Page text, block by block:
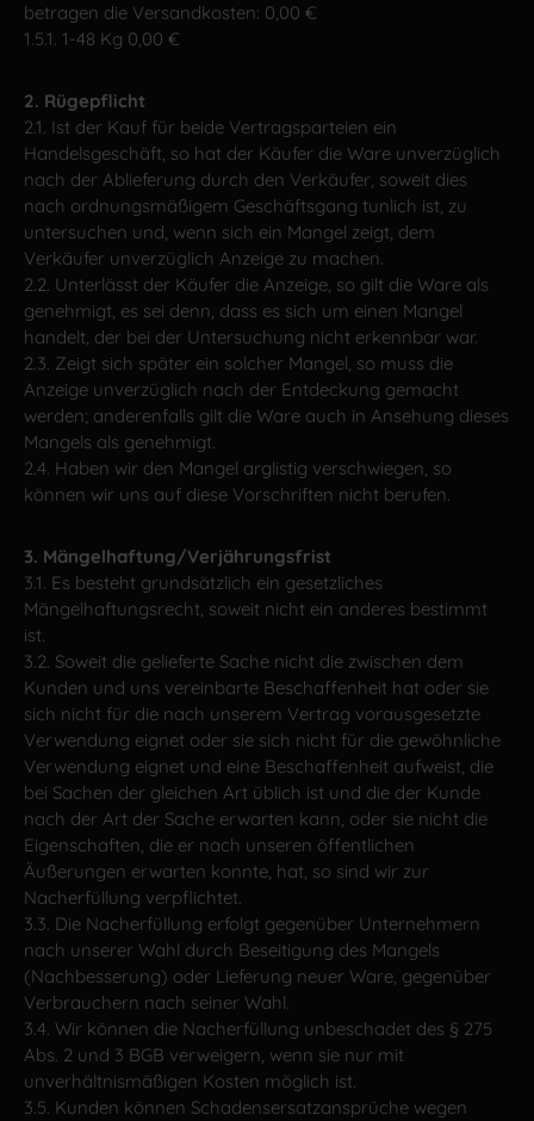
betragen die Versandkosten: 0,00 €
1.5.1. 1-48 Kg 0,00 €
2. Rügepflicht
2.1. Ist der Kauf für beide Vertragsparteien ein
Handelsgeschäft, so hat der Käufer die Ware unverzüglich
nach der Ablieferung durch den Verkäufer, soweit dies
nach ordnungsmäßigem Geschäftsgang tunlich ist, zu
untersuchen und, wenn sich ein Mangel zeigt, dem
Verkäufer unverzüglich Anzeige zu machen.
2.2. Unterlässt der Käufer die Anzeige, so gilt die Ware als
genehmigt, es sei denn, dass es sich um einen Mangel
handelt, der bei der Untersuchung nicht erkennbar war.
2.3. Zeigt sich später ein solcher Mangel, so muss die
Anzeige unverzüglich nach der Entdeckung gemacht
werden; anderenfalls gilt die Ware auch in Ansehung dieses
Mangels als genehmigt.
2.4. Haben wir den Mangel arglistig verschwiegen, so
können wir uns auf diese Vorschriften nicht berufen.
3. Mängelhaftung/Verjährungsfrist
3.1. Es besteht grundsätzlich ein gesetzliches
Mängelhaftungsrecht, soweit nicht ein anderes bestimmt
ist.
3.2. Soweit die gelieferte Sache nicht die zwischen dem
Kunden und uns vereinbarte Beschaffenheit hat oder sie
sich nicht für die nach unserem Vertrag vorausgesetzte
Verwendung eignet oder sie sich nicht für die gewöhnliche
Verwendung eignet und eine Beschaffenheit aufweist, die
bei Sachen der gleichen Art üblich ist und die der Kunde
nach der Art der Sache erwarten kann, oder sie nicht die
Eigenschaften, die er nach unseren öffentlichen
Äußerungen erwarten konnte, hat, so sind wir zur
Nacherfüllung verpflichtet.
3.3. Die Nacherfüllung erfolgt gegenüber Unternehmern
nach unserer Wahl durch Beseitigung des Mangels
(Nachbesserung) oder Lieferung neuer Ware, gegenüber
Verbrauchern nach seiner Wahl.
3.4. Wir können die Nacherfüllung unbeschadet des § 275
Abs. 2 und 3 BGB verweigern, wenn sie nur mit
unverhältnismäßigen Kosten möglich ist.
3.5. Kunden können Schadensersatzansprüche wegen